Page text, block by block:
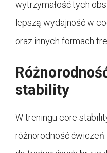
wytrzymałość tych
lepszą wydajność w
oraz innych formach
stability
W treningu core
różnorodność